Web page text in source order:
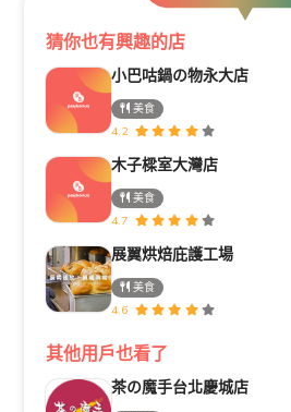
猜你也有興趣的店
小巴咕鍋の物永大店
美食
4.2
木子樑室大灣店
美食
4.7
展翼烘焙庇護工場
美食
4.6
其他用戶也看了
茶の魔手台北慶城店